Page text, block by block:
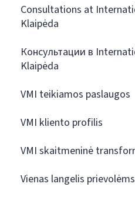
Consultations at
Klaipėda
Консультации в
Klaipėda
VMI teikiamos paslaugos
VMI kliento profilis
VMI skaitmeninė
Vienas langelis